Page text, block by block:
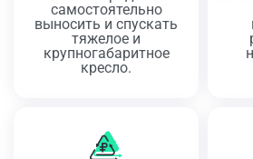
самостоятельно
выносить и спускать
тяжелое и
крупногабаритное
кресло.